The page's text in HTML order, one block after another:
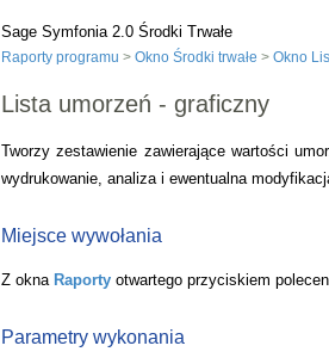
Sage Symfonia 2.0 Środki Trwałe
Raporty programu > Okno Środki trwałe > Okno
Lista umorzeń - graficzny
Tworzy zestawienie zawierające wartości
wydrukowanie, analiza i ewentualna
Miejsce wywołania
Z okna Raporty otwartego przyciskiem
Parametry wykonania